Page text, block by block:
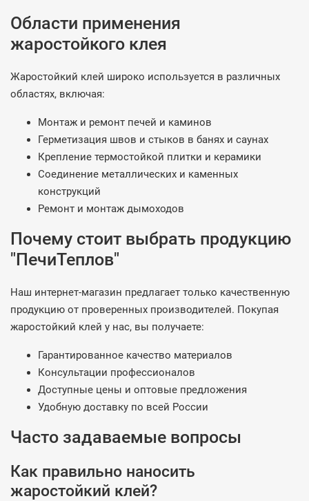
Области применения
жаростойкого клея
Жаростойкий клей широко используется в различных
областях, включая:
Монтаж и ремонт печей и каминов
Герметизация швов и стыков в банях и саунах
Крепление термостойкой плитки и керамики
Соединение металлических и каменных
конструкций
Ремонт и монтаж дымоходов
Почему стоит выбрать продукцию
"ПечиТеплов"
Наш интернет-магазин предлагает только качественную
продукцию от проверенных производителей. Покупая
жаростойкий клей у нас, вы получаете:
Гарантированное качество материалов
Консультации профессионалов
Доступные цены и оптовые предложения
Удобную доставку по всей России
Часто задаваемые вопросы
Как правильно наносить
жаростойкий клей?